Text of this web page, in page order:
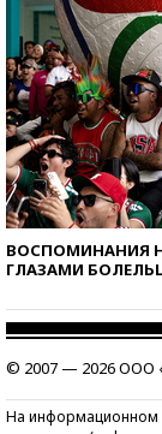
ВОСПОМИНАНИЯ
ГЛАЗАМИ
© 2007 — 2026 ООО
На информационном